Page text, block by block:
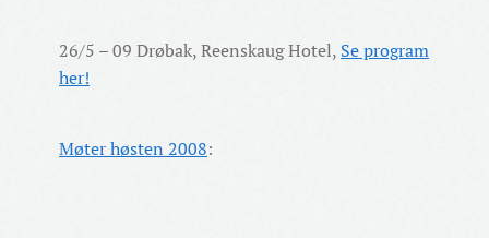
26/5 – 09 Drøbak, Reenskaug Hotel, Se program
her!
Møter høsten 2008: